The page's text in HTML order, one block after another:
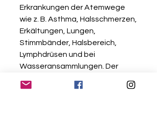
Erkrankungen der Atemwege
wie z. B. Asthma, Halsschmerzen,
Erkältungen, Lungen,
Stimmbänder, Halsbereich,
Lymphdrüsen und bei
Wasseransammlungen. Der
Hormonhaushalt über die